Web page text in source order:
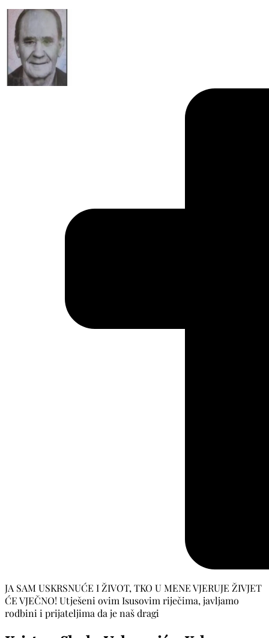
JA SAM USKRSNUĆE I ŽIVOT, TKO U MENE VJERUJE ŽIVJET
ĆE VJEČNO! Utješeni ovim Isusovim riječima, javljamo
rodbini i prijateljima da je naš dragi